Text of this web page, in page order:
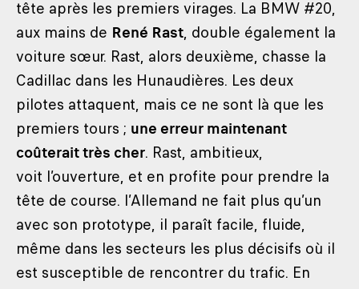
tête après les premiers virages. La BMW #20,
aux mains de René Rast, double également la
voiture sœur. Rast, alors deuxième, chasse la
Cadillac dans les Hunaudières. Les deux
pilotes attaquent, mais ce ne sont là que les
premiers tours ; une erreur maintenant
coûterait très cher. Rast, ambitieux,
voit l’ouverture, et en profite pour prendre la
tête de course. l’Allemand ne fait plus qu’un
avec son prototype, il paraît facile, fluide,
même dans les secteurs les plus décisifs où il
est susceptible de rencontrer du trafic. En